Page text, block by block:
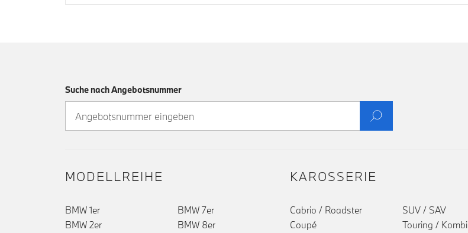
Suche nach Angebotsnummer
MODELLREIHE
BMW 1er
BMW 2er
BMW 7er
BMW 8er
KAROSSERIE
Cabrio / Roadster
Coupé
SUV / SAV
Touring / Kombi